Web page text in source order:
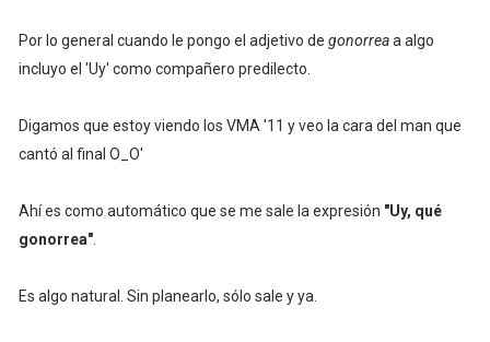
Por lo general cuando le pongo el adjetivo de gonorreaa algo
incluyo el 'Uy' como compañero predilecto.
Digamos que estoy viendo los VMA '11 y veo la cara del man que
cantó al final O_O'
Ahí es como automático que se me sale la expresión "Uy, qué
gonorrea".
Es algo natural. Sin planearlo, sólo sale y ya.